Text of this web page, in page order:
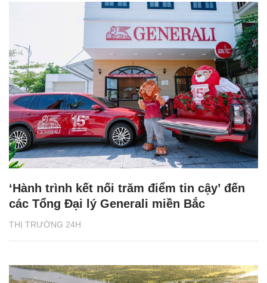
THỊ TRƯỜNG 24H
‘Hành trình kết nối trăm điểm tin cậy’ đến
các Tổng Đại lý Generali miền Bắc